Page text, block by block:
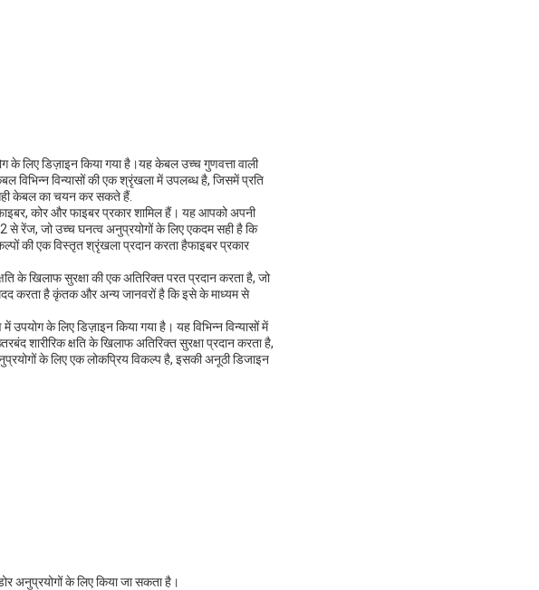
लिए डिज़ाइन किया गया है।यह केबल उच्च गुणवत्ता वाली
विभिन्न विन्यासों की एक श्रृंखला में उपलब्ध है, जिसमें प्रति
केबल का चयन कर सकते हैं.
कोर और फाइबर प्रकार शामिल हैं। यह आपको अपनी
रेंज, जो उच्च घनत्व अनुप्रयोगों के लिए एकदम सही है कि
की एक विस्तृत श्रृंखला प्रदान करता हैफाइबर प्रकार
के खिलाफ सुरक्षा की एक अतिरिक्त परत प्रदान करता है, जो
मदद करता है कृंतक और अन्य जानवरों है कि इसे के माध्यम से
के लिए डिज़ाइन किया गया है। यह विभिन्न विन्यासों में
शारीरिक क्षति के खिलाफ अतिरिक्त सुरक्षा प्रदान करता है,
के लिए एक लोकप्रिय विकल्प है, इसकी अनूठी डिजाइन
अनुप्रयोगों के लिए किया जा सकता है।